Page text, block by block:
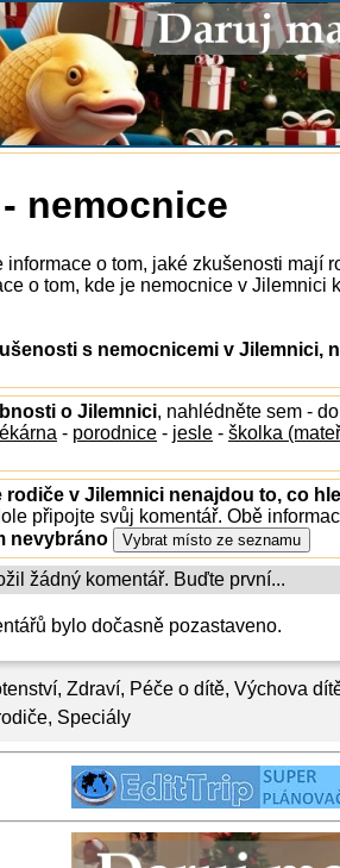
, Zdraví, Péče o dítě, Výchova
, Speciály
nemocnice
informace o tom, jaké zkušenosti mají
o tom, kde je nemocnice v Jilemnici
s nemocnicemi v Jilemnici,
o Jilemnici, nahlédněte sem -
lékárna - porodnice - jesle - školka
rodiče v Jilemnici nenajdou to, co
připojte svůj komentář. Obě
nevybráno
žádný komentář. Buďte první...
bylo dočasně pozastaveno.